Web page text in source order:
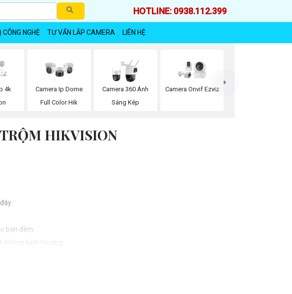
HOTLINE: 0938.112.399
CÔNG NGHỆ TƯ VẤN LẮP CAMERA LIÊN HỆ
4k
Camera Ip Dome
Full Color Hik
Camera 360 Ánh
Sáng Kép
Camera Onvif Ezviz
HIKVISION
ban đêm.
không bình thường.
nổi tiếng như Hikvision, Dahua, Bosch, Axis, Foscam và nhiều thương